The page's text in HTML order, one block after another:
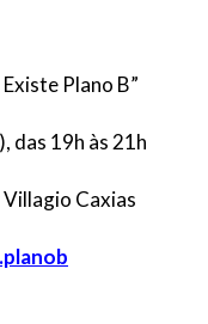
Plano B”
das 19h às 21h
Caxias